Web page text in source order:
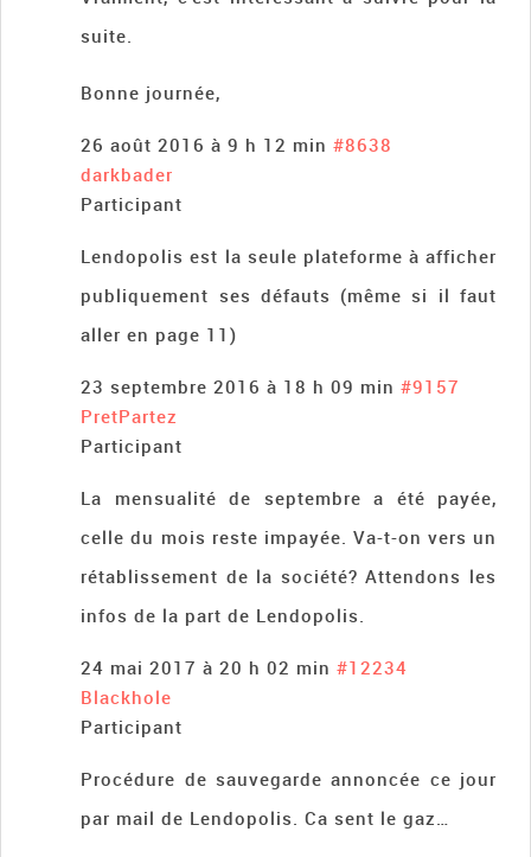
suite.
Bonne journée,
26 août 2016 à 9 h 12 min #8638
darkbader
Participant
Lendopolis est la seule plateforme à afficher
publiquement ses défauts (même si il faut
aller en page 11)
23 septembre 2016 à 18 h 09 min #9157
PretPartez
Participant
La mensualité de septembre a été payée,
celle du mois reste impayée. Va-t-on vers un
rétablissement de la société? Attendons les
infos de la part de Lendopolis.
24 mai 2017 à 20 h 02 min #12234
Blackhole
Participant
Procédure de sauvegarde annoncée ce jour
par mail de Lendopolis. Ca sent le gaz…